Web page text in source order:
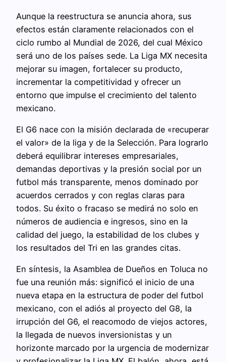
Aunque la reestructura se anuncia ahora, sus
efectos están claramente relacionados con el
ciclo rumbo al Mundial de 2026, del cual México
será uno de los países sede. La Liga MX necesita
mejorar su imagen, fortalecer su producto,
incrementar la competitividad y ofrecer un
entorno que impulse el crecimiento del talento
mexicano.
El G6 nace con la misión declarada de «recuperar
el valor» de la liga y de la Selección. Para lograrlo
deberá equilibrar intereses empresariales,
demandas deportivas y la presión social por un
futbol más transparente, menos dominado por
acuerdos cerrados y con reglas claras para
todos. Su éxito o fracaso se medirá no solo en
números de audiencia e ingresos, sino en la
calidad del juego, la estabilidad de los clubes y
los resultados del Tri en las grandes citas.
En síntesis, la Asamblea de Dueños en Toluca no
fue una reunión más: significó el inicio de una
nueva etapa en la estructura de poder del futbol
mexicano, con el adiós al proyecto del G8, la
irrupción del G6, el reacomodo de viejos actores,
la llegada de nuevos inversionistas y un
horizonte marcado por la urgencia de modernizar